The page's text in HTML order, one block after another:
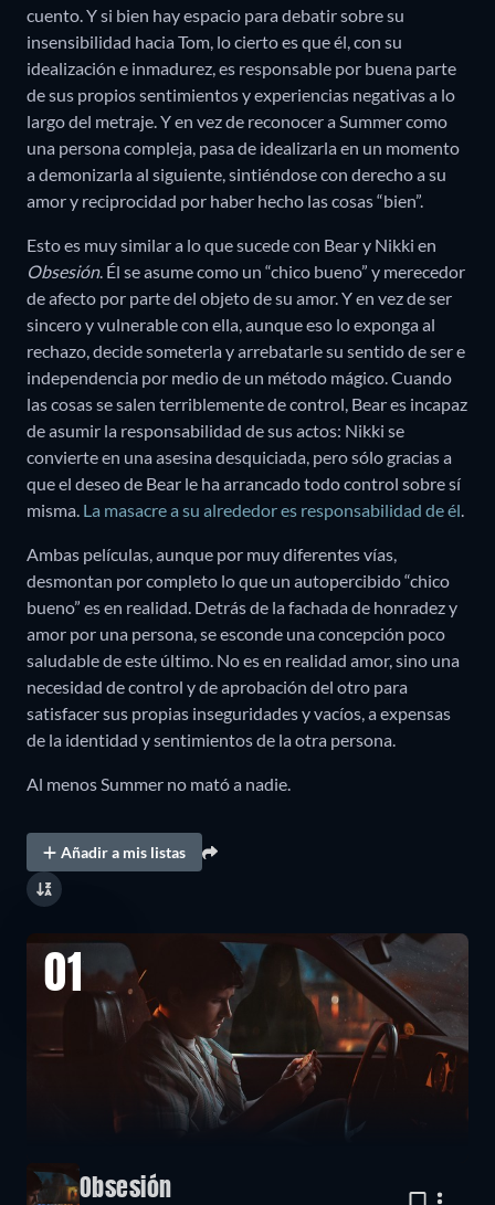
cuento. Y si bien hay espacio para debatir sobre su
insensibilidad hacia Tom, lo cierto es que él, con su
idealización e inmadurez, es responsable por buena parte
de sus propios sentimientos y experiencias negativas a lo
largo del metraje. Y en vez de reconocer a Summer como
una persona compleja, pasa de idealizarla en un momento
a demonizarla al siguiente, sintiéndose con derecho a su
amor y reciprocidad por haber hecho las cosas “bien”.
Esto es muy similar a lo que sucede con Bear y Nikki en
Obsesión. Él se asume como un “chico bueno” y merecedor
de afecto por parte del objeto de su amor. Y en vez de ser
sincero y vulnerable con ella, aunque eso lo exponga al
rechazo, decide someterla y arrebatarle su sentido de ser e
independencia por medio de un método mágico. Cuando
las cosas se salen terriblemente de control, Bear es incapaz
de asumir la responsabilidad de sus actos: Nikki se
convierte en una asesina desquiciada, pero sólo gracias a
que el deseo de Bear le ha arrancado todo control sobre sí
misma. La masacre a su alrededor es responsabilidad de él.
Ambas películas, aunque por muy diferentes vías,
desmontan por completo lo que un autopercibido “chico
bueno” es en realidad. Detrás de la fachada de honradez y
amor por una persona, se esconde una concepción poco
saludable de este último. No es en realidad amor, sino una
necesidad de control y de aprobación del otro para
satisfacer sus propias inseguridades y vacíos, a expensas
de la identidad y sentimientos de la otra persona.
Al menos Summer no mató a nadie.
Añadir a mis listas
01
Obsesión